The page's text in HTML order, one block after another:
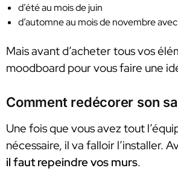
d’été au mois de juin
d’automne au mois de novembre
Mais avant d’acheter tous vos
moodboard pour vous faire une
Comment redécorer son
Une fois que vous avez tout
nécessaire, il va falloir l’installer.
il faut repeindre vos murs.